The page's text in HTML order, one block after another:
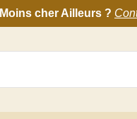
Moins cher Ailleurs ?